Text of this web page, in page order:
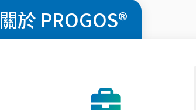
關於 PROGOS®